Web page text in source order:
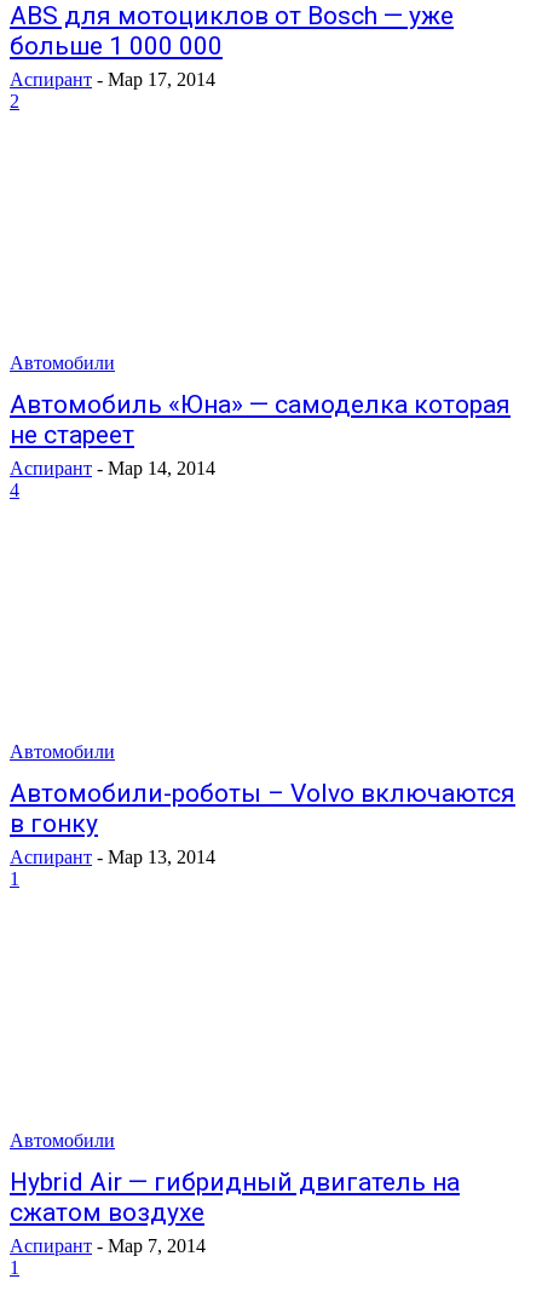
ABS для мотоциклов от Bosch — уже
больше 1 000 000
Аспирант - Мар 17, 2014
2
Автомобили
Автомобиль «Юна» — самоделка которая
не стареет
Аспирант - Мар 14, 2014
4
Автомобили
Автомобили-роботы – Volvo включаются
в гонку
Аспирант - Мар 13, 2014
1
Автомобили
Hybrid Air — гибридный двигатель на
сжатом воздухе
Аспирант - Мар 7, 2014
1